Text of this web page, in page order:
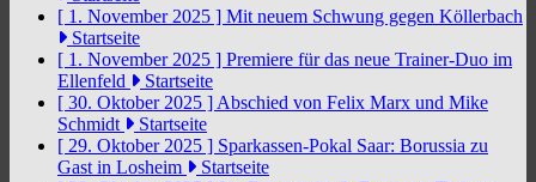
[ 1. November 2025 ] Mit neuem Schwung gegen Köllerbach
Startseite
[ 1. November 2025 ] Premiere für das neue Trainer-Duo im
Ellenfeld
Startseite
[ 30. Oktober 2025 ] Abschied von Felix Marx und Mike
Schmidt
Startseite
[ 29. Oktober 2025 ] Sparkassen-Pokal Saar: Borussia zu
Gast in Losheim
Startseite